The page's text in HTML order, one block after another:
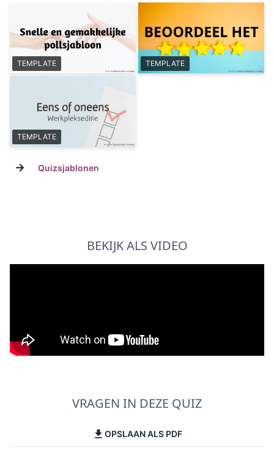
TEMPLATE TEMPLATE
TEMPLATE
→ Quizsjablonen
BEKIJK ALS VIDEO
VRAGEN IN DEZE QUIZ
OPSLAAN ALS PDF